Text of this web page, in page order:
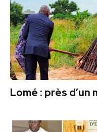
Lomé : près